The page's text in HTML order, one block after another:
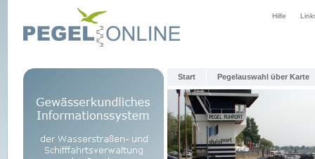
Hilfe
Start Pegelauswahl über Karte